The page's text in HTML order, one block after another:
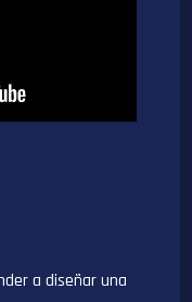
a diseñar una